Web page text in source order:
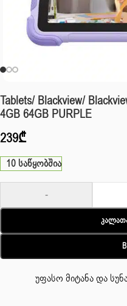
Tablets/ Blackview/
4GB 64GB PURPLE
239₾
10 საწყობშია
-
უფასო მიტანა და